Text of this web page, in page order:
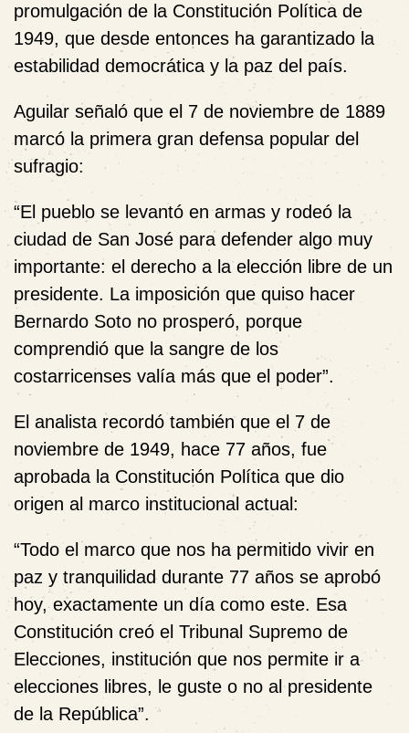
promulgación de la Constitución Política de
1949, que desde entonces ha garantizado la
estabilidad democrática y la paz del país.
Aguilar señaló que el 7 de noviembre de 1889
marcó la primera gran defensa popular del
sufragio:
“El pueblo se levantó en armas y rodeó la
ciudad de San José para defender algo muy
importante: el derecho a la elección libre de un
presidente. La imposición que quiso hacer
Bernardo Soto no prosperó, porque
comprendió que la sangre de los
costarricenses valía más que el poder”.
El analista recordó también que el 7 de
noviembre de 1949, hace 77 años, fue
aprobada la Constitución Política que dio
origen al marco institucional actual:
“Todo el marco que nos ha permitido vivir en
paz y tranquilidad durante 77 años se aprobó
hoy, exactamente un día como este. Esa
Constitución creó el Tribunal Supremo de
Elecciones, institución que nos permite ir a
elecciones libres, le guste o no al presidente
de la República”.